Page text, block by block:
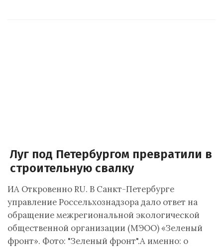
Луг под Петербургом превратили в
строительную свалку
ИА Откровенно RU. В Санкт-Петербурге
управление Россельхознадзора дало ответ на
обращение межрегиональной экологической
общественной организации (МЭОО) «Зеленый
фронт». Фото: "Зеленый фронт".А именно: о